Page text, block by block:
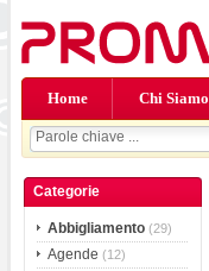
Home Chi Siamo
Categorie
Abbigliamento(29)
Agende (12)